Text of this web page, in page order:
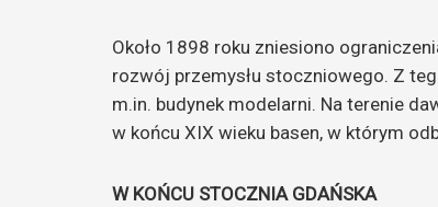
Około 1898 roku zniesiono
rozwój przemysłu stoczniowego. Z
m.in. budynek modelarni. Na terenie
w końcu XIX wieku basen, w którym
W KOŃCU STOCZNIA GDAŃSKA